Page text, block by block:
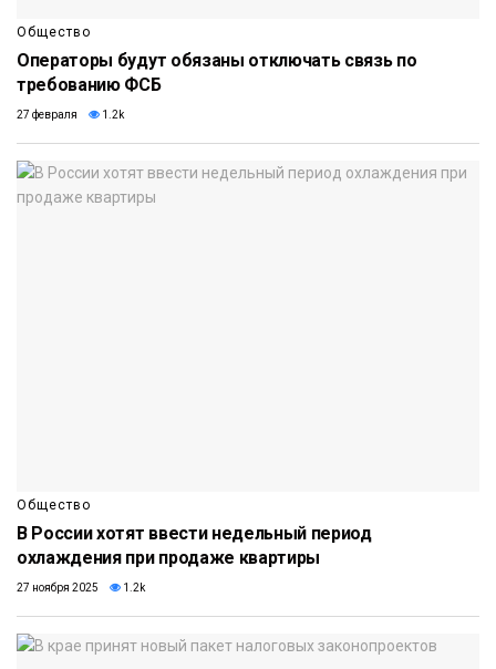
Общество
Операторы будут обязаны отключать связь по
требованию ФСБ
27 февраля 1.2k
Общество
В России хотят ввести недельный период
охлаждения при продаже квартиры
27 ноября 2025 1.2k